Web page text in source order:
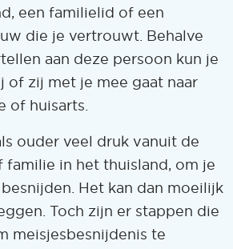
een familielid of een
die je vertrouwt. Behalve
aan deze persoon kun je
of zij met je mee gaat naar
of huisarts.
ouder veel druk vanuit de
familie in het thuisland, om je
Het kan dan moeilijk
Toch zijn er stappen die
meisjesbesnijdenis te